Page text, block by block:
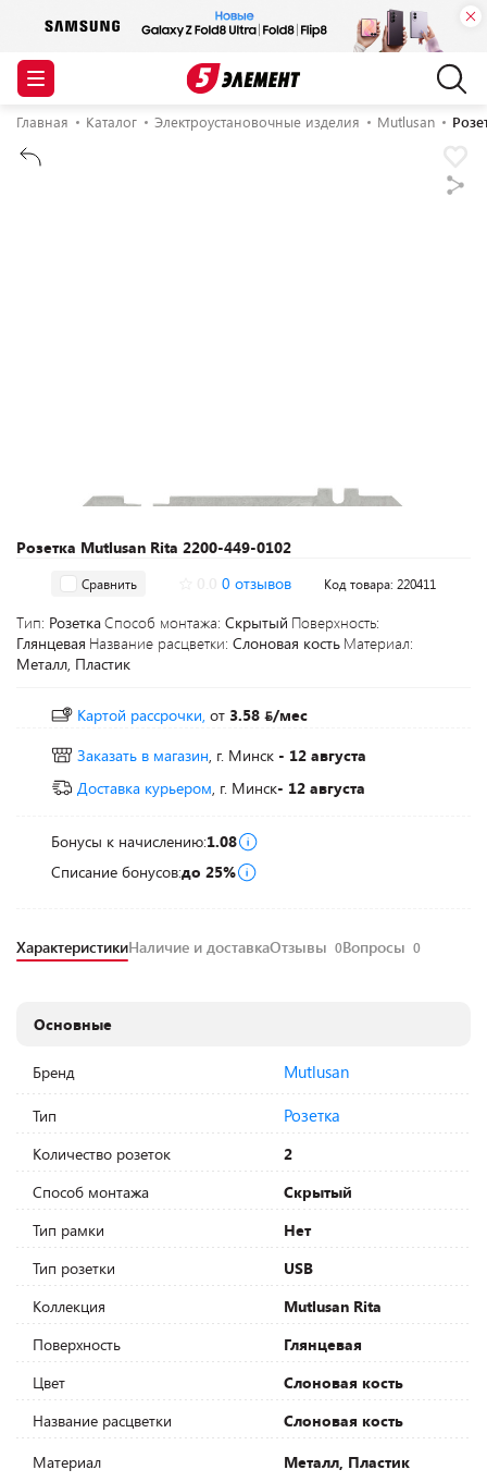
Главная Каталог Электроустановочные изделия Mutlusan
Розетка Mutlusan Rita 2200-449-0102
Сравнить 0 отзывов Код товара: 220411
Тип: РозеткаСпособ монтажа: Скрытый Поверхность:
Глянцевая Название расцветки: Слоновая кость Материал:
Металл, Пластик
Картой рассрочки, от 3.58
/мес
Заказать в магазин, г. Минск - 12 августа
Доставка курьером, г. Минск- 12 августа
Бонусы к начислению:1.08
Списание бонусов:до 25%
ХарактеристикиНаличие и доставкаОтзывы 0Вопросы 0
Основные
Бренд Mutlusan
Тип Розетка
Количество розеток
2
Способ монтажа
Скрытый
Тип рамки
Нет
Тип розетки
USB
Коллекция
Mutlusan Rita
Поверхность
Глянцевая
Цвет
Слоновая кость
Название расцветки
Слоновая кость
Материал
Металл, Пластик